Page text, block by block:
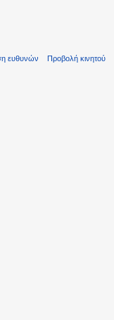
ευθυνών Προβολή κινητού